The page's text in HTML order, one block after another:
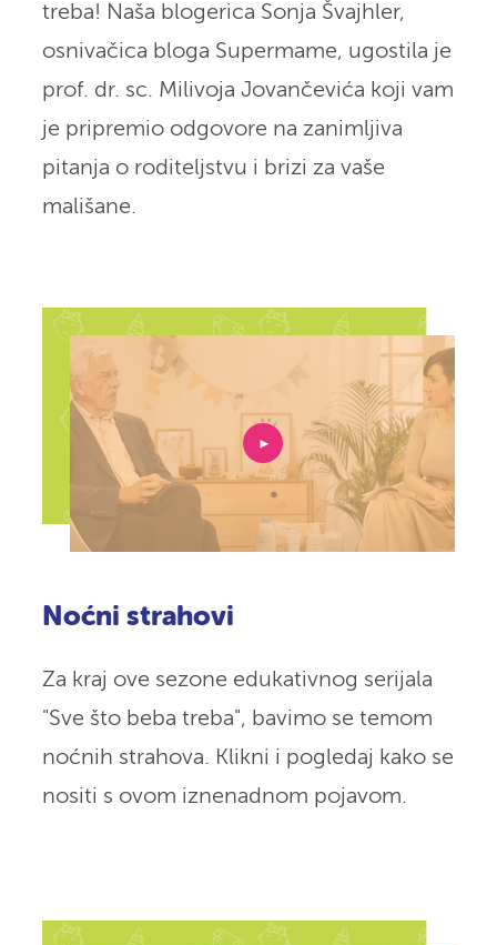
treba! Naša blogerica Sonja Švajhler,
osnivačica bloga Supermame, ugostila je
prof. dr. sc. Milivoja Jovančevića koji vam
je pripremio odgovore na zanimljiva
pitanja o roditeljstvu i brizi za vaše
mališane.
Noćni strahovi
Za kraj ove sezone edukativnog serijala
"Sve što beba treba", bavimo se temom
noćnih strahova. Klikni i pogledaj kako se
nositi s ovom iznenadnom pojavom.